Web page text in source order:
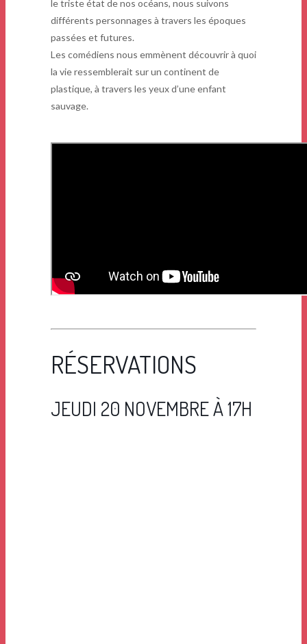
le triste état de nos océans, nous suivons
différents personnages à travers les époques
passées et futures.
Les comédiens nous emmènent découvrir à quoi
la vie ressemblerait sur un continent de
plastique, à travers les yeux d’une enfant
sauvage.
RÉSERVATIONS
JEUDI 20 NOVEMBRE À 17H